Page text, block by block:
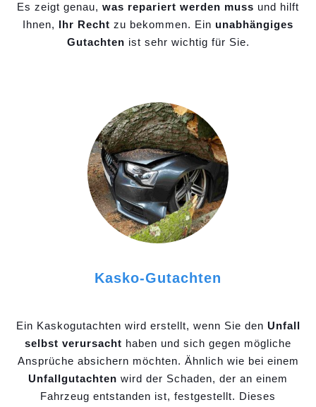
Es zeigt genau, was repariert werden muss und hilft
Ihnen, Ihr Recht zu bekommen. Ein unabhängiges
Gutachten ist sehr wichtig für Sie.
Kasko-Gutachten
Ein Kaskogutachten wird erstellt, wenn Sie den Unfall
selbst verursacht haben und sich gegen mögliche
Ansprüche absichern möchten. Ähnlich wie bei einem
Unfallgutachten wird der Schaden, der an einem
Fahrzeug entstanden ist, festgestellt. Dieses